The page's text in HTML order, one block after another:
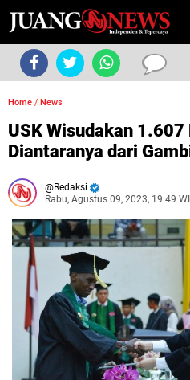
Home / News
USK Wisudakan 1.607
Diantaranya dari
Redaksi
Rabu, Agustus 09, 2023, 19:49